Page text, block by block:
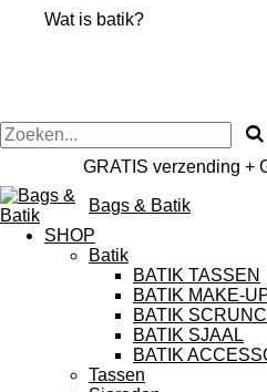
Wat is batik?
GRATIS verzending +
Bags & Batik
SHOP
Batik
BATIK TASSEN
BATIK MAKE-
BATIK
BATIK SJAAL
BATIK
Tassen